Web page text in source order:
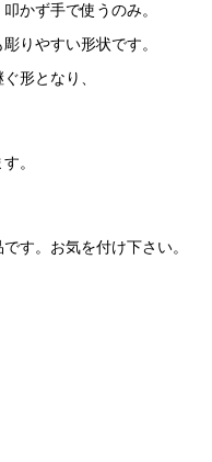
かず手で使うのみ。
りやすい形状です。
形となり、
。
す。お気を付け下さい。